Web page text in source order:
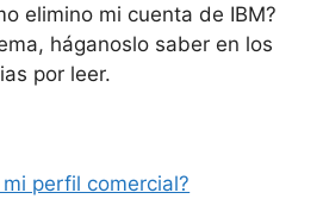
elimino mi cuenta de IBM?
háganoslo saber en los
por leer.
perfil comercial?